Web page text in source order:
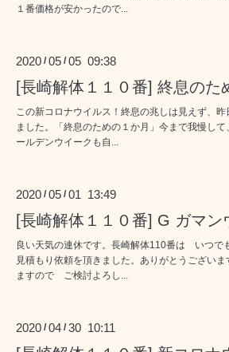
１番価格が安かったので...
2020 /05 /05 09:38
[長崎解体１１０番] 終息のた
この新コロナウイルス！終息の兆しは見えず、
ました。「終息のための１か月」今まで我慢し
ールデンウイークも自...
2020 /05 /01 13:49
[長崎解体１１０番] G ガマン
良い天気の連休です。長崎解体110番は いつ
見積もり依頼を頂きました。ありがとうござい
ますので ご検討よろし...
2020 /04 /30 10:11